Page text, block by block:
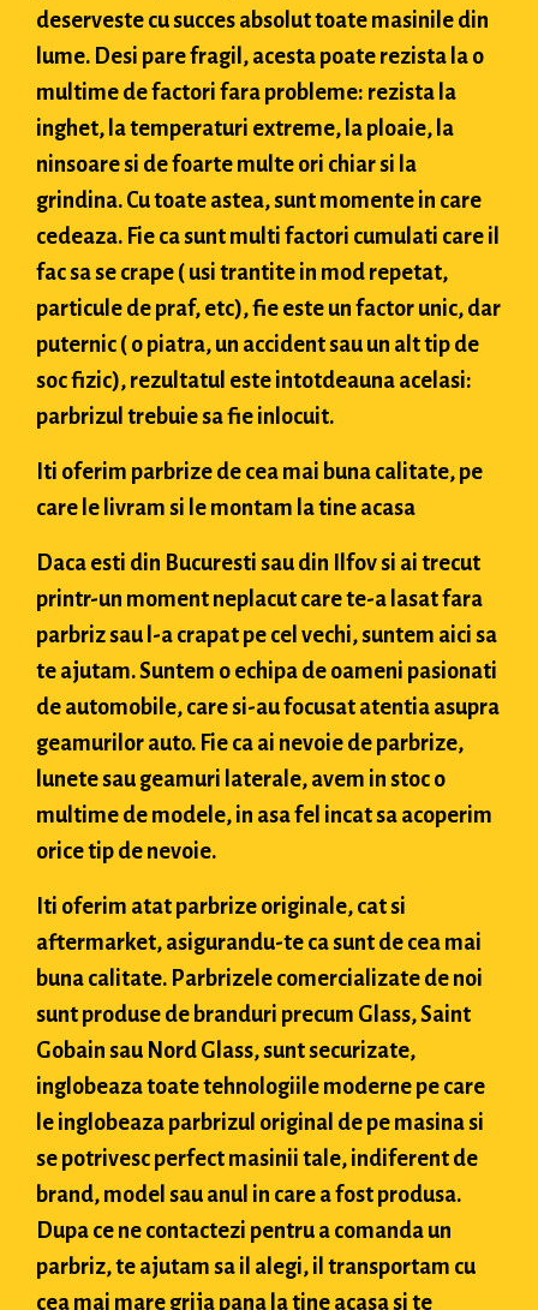
deserveste cu succes absolut toate masinile din
lume. Desi pare fragil, acesta poate rezista la o
multime de factori fara probleme: rezista la
inghet, la temperaturi extreme, la ploaie, la
ninsoare si de foarte multe ori chiar si la
grindina. Cu toate astea, sunt momente in care
cedeaza. Fie ca sunt multi factori cumulati care il
fac sa se crape ( usi trantite in mod repetat,
particule de praf, etc), fie este un factor unic, dar
puternic ( o piatra, un accident sau un alt tip de
soc fizic), rezultatul este intotdeauna acelasi:
parbrizul trebuie sa fie inlocuit.
Iti oferim parbrize de cea mai buna calitate, pe
care le livram si le montam la tine acasa
Daca esti din Bucuresti sau din Ilfov si ai trecut
printr-un moment neplacut care te-a lasat fara
parbriz sau l-a crapat pe cel vechi, suntem aici sa
te ajutam. Suntem o echipa de oameni pasionati
de automobile, care si-au focusat atentia asupra
geamurilor auto. Fie ca ai nevoie de parbrize,
lunete sau geamuri laterale, avem in stoc o
multime de modele, in asa fel incat sa acoperim
orice tip de nevoie.
Iti oferim atat parbrize originale, cat si
aftermarket, asigurandu-te ca sunt de cea mai
buna calitate. Parbrizele comercializate de noi
sunt produse de branduri precum Glass, Saint
Gobain sau Nord Glass, sunt securizate,
inglobeaza toate tehnologiile moderne pe care
le inglobeaza parbrizul original de pe masina si
se potrivesc perfect masinii tale, indiferent de
brand, model sau anul in care a fost produsa.
Dupa ce ne contactezi pentru a comanda un
parbriz, te ajutam sa il alegi, il transportam cu
cea mai mare grija pana la tine acasa si te